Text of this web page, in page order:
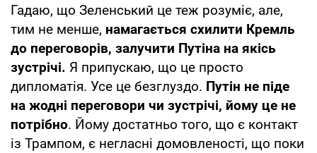
Гадаю, що Зеленський це теж розуміє, але,
тим не менше, намагається схилити Кремль
до переговорів, залучити Путіна на якісь
зустрічі. Я припускаю, що це просто
дипломатія. Усе це безглуздо. Путін не піде
на жодні переговори чи зустрічі, йому це не
потрібно. Йому достатньо того, що є контакт
із Трампом, є негласні домовленості, що поки